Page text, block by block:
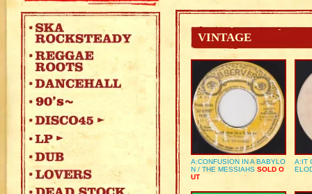
VINTAGE
A:CONFUSION IN A BABYLO
N / THE MESSIAHS SOLD O
UT
A:IT